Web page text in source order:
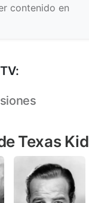
Texas Kid